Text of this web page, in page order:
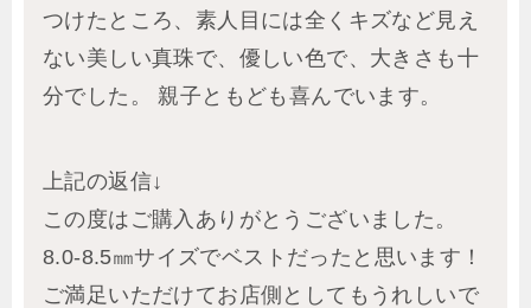
つけたところ、素人目には全くキズなど見え
ない美しい真珠で、優しい色で、大きさも十
分でした。 親子ともども喜んでいます。
上記の返信↓
この度はご購入ありがとうございました。
8.0-8.5㎜サイズでベストだったと思います！
ご満足いただけてお店側としてもうれしいで